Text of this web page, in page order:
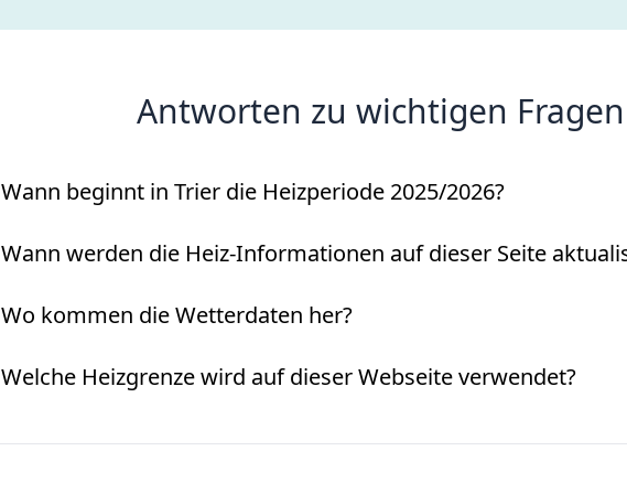
Antworten zu wichtigen Fragen
Wann beginnt in Trier die Heizperiode 2025/2026?
Wann werden die Heiz-Informationen auf dieser Seite
Wo kommen die Wetterdaten her?
Welche Heizgrenze wird auf dieser Webseite verwendet?